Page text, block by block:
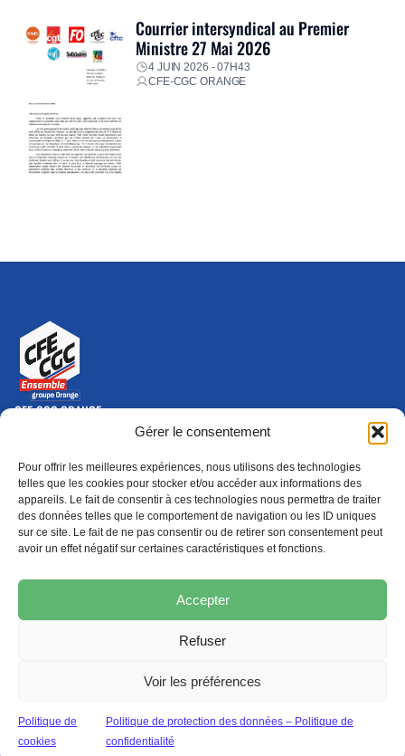
Gérer le consentement
Pour offrir les meilleures expériences, nous utilisons des technologies
telles que les cookies pour stocker et/ou accéder aux informations des
appareils. Le fait de consentir à ces technologies nous permettra de traiter
des données telles que le comportement de navigation ou les ID uniques
sur ce site. Le fait de ne pas consentir ou de retirer son consentement peut
avoir un effet négatif sur certaines caractéristiques et fonctions.
Accepter
Refuser
Voir les préférences
Politique de
cookies
Politique de protection des données – Politique de
confidentialité
Courrier intersyndical au Premier
Ministre 27 Mai 2026
4 JUIN 2026 - 07H43
CFE-CGC ORANGE
CFE-CGC ORANGE
10-12 rue Saint Amand, 75015 Paris Cedex 15
Nous contacter
01 46 79 28 74
S'ABONNER(NOUVELLE FENÊTRE)
ADHÉRER
Épargne
(nouvelle fenêtre) Formation
(nouvelle fenêtre)
POLITIQUE DE COOKIES